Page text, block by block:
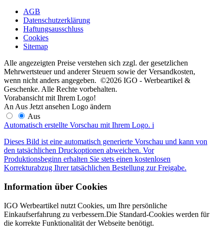
AGB
Datenschutzerklärung
Haftungsausschluss
Cookies
Sitemap
Alle angezeigten Preise verstehen sich zzgl. der gesetzlichen
Mehrwertsteuer und anderer Steuern sowie der Versandkosten,
wenn nicht anders angegeben. ©2026 IGO - Werbeartikel &
Geschenke. Alle Rechte vorbehalten.
Vorabansicht mit Ihrem Logo!
An Aus Jetzt ansehen Logo ändern
Aus
Automatisch erstellte Vorschau mit Ihrem Logo. i
Dieses Bild ist eine automatisch generierte Vorschau und kann von
den tatsächlichen Druckoptionen abweichen. Vor
Produktionsbeginn erhalten Sie stets einen kostenlosen
Korrekturabzug Ihrer tatsächlichen Bestellung zur Freigabe.
Information über Cookies
IGO Werbeartikel nutzt Cookies, um Ihre persönliche
Einkaufserfahrung zu verbessern.Die Standard-Cookies werden für
die korrekte Funktionalität der Webseite benötigt.